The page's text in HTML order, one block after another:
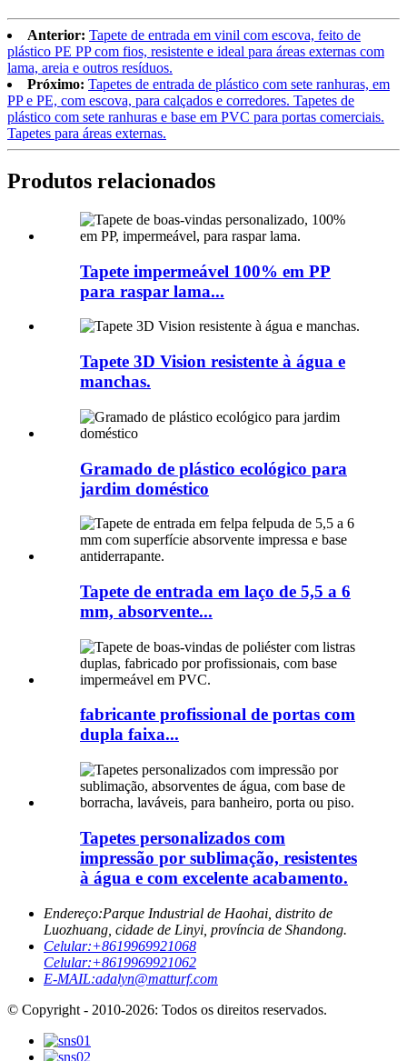
Anterior: Tapete de entrada em vinil com escova, feito de
plástico PE PP com fios, resistente e ideal para áreas externas com
lama, areia e outros resíduos.
Próximo: Tapetes de entrada de plástico com sete ranhuras, em
PP e PE, com escova, para calçados e corredores. Tapetes de
plástico com sete ranhuras e base em PVC para portas comerciais.
Tapetes para áreas externas.
Produtos relacionados
Tapete impermeável 100% em PP
para raspar lama...
Tapete 3D Vision resistente à água e
manchas.
Gramado de plástico ecológico para
jardim doméstico
Tapete de entrada em laço de 5,5 a 6
mm, absorvente...
fabricante profissional de portas com
dupla faixa...
Tapetes personalizados com
impressão por sublimação, resistentes
à água e com excelente acabamento.
Endereço:Parque Industrial de Haohai, distrito de
Luozhuang, cidade de Linyi, província de Shandong.
Celular:+8619969921068
Celular:+8619969921062
E-MAIL:adalyn@matturf.com
© Copyright - 2010-2026: Todos os direitos reservados.